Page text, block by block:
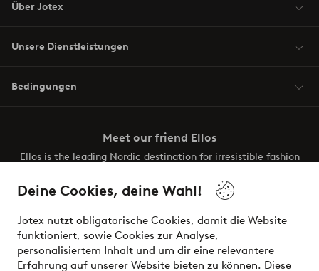
Deine Cookies, deine Wahl!
Jotex nutzt obligatorische Cookies, damit die Website
funktioniert, sowie Cookies zur Analyse,
personalisiertem Inhalt und um dir eine relevantere
Erfahrung auf unserer Website bieten zu können. Diese
Über Jotex
Unsere Dienstleistungen
Bedingungen
Meet our friend Ellos
Ellos is the leading Nordic destination for irresistible fashion
the latest trends, curated to make finding your next look
effortless. It’s all here.
Visit Ellos